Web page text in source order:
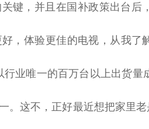
键，并且在国补政策出台 后
，体验更佳的电视，从我了
行业唯一的百万台 以上出货量
。这不，正好最近想把家里老